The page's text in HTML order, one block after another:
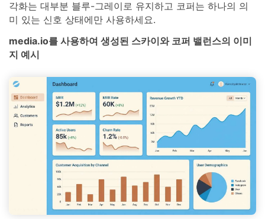
각화는 대부분 블루-그레이로 유지하고 코퍼는 하나의 의
미 있는 신호 상태에만 사용하세요.
media.io를 사용하여 생성된 스카이와 코퍼 밸런스의 이미
지 예시